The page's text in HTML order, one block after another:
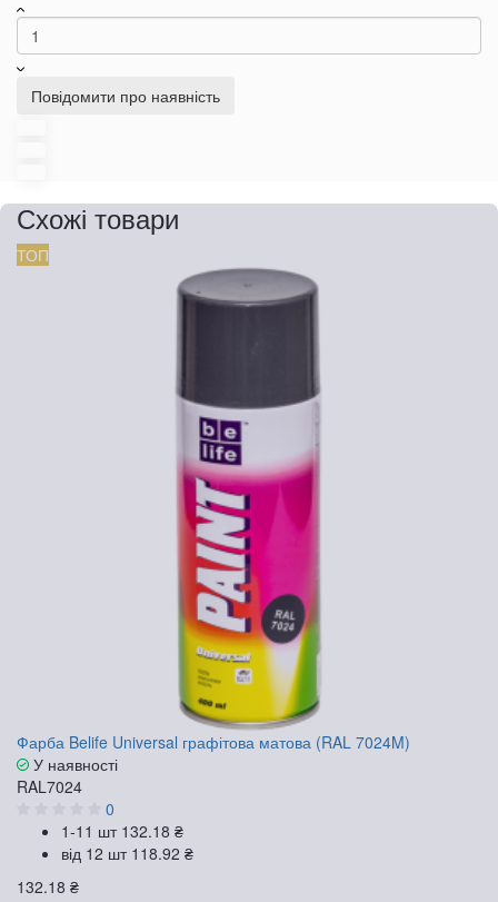
Повідомити про наявність
Схожі товари
ТОП
Фарба Belife Universal графітова матова (RAL 7024M)
У наявності
RAL7024
0
1-11 шт 132.18 ₴
від 12 шт 118.92 ₴
132.18 ₴